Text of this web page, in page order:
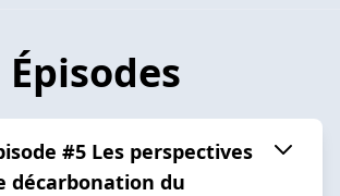
Épisodes
#5 Les perspectives
décarbonation du